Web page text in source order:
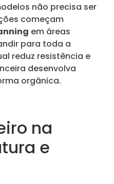
não precisa ser
começam
em áreas
para toda a
reduz resistência e
desenvolva
orgânica.
na
e